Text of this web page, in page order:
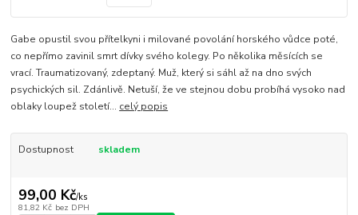
Gabe opustil svou přítelkyni i milované povolání horského vůdce poté,
co nepřímo zavinil smrt dívky svého kolegy. Po několika měsících se
vrací. Traumatizovaný, zdeptaný. Muž, který si sáhl až na dno svých
psychických sil. Zdánlivě. Netuší, že ve stejnou dobu probíhá vysoko nad
oblaky loupež století... celý popis
Dostupnost skladem
99,00 Kč/ks
81,82 Kč bez DPH